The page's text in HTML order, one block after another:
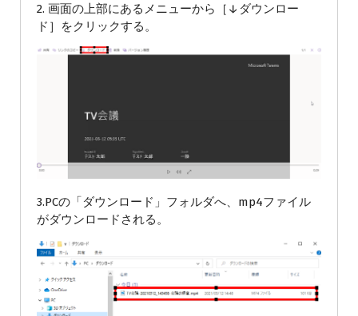
2. 画面の上部にあるメニューから［↓ダウンロー
ド］をクリックする。
3.PCの「ダウンロード」フォルダへ、mp4ファイル
がダウンロードされる。